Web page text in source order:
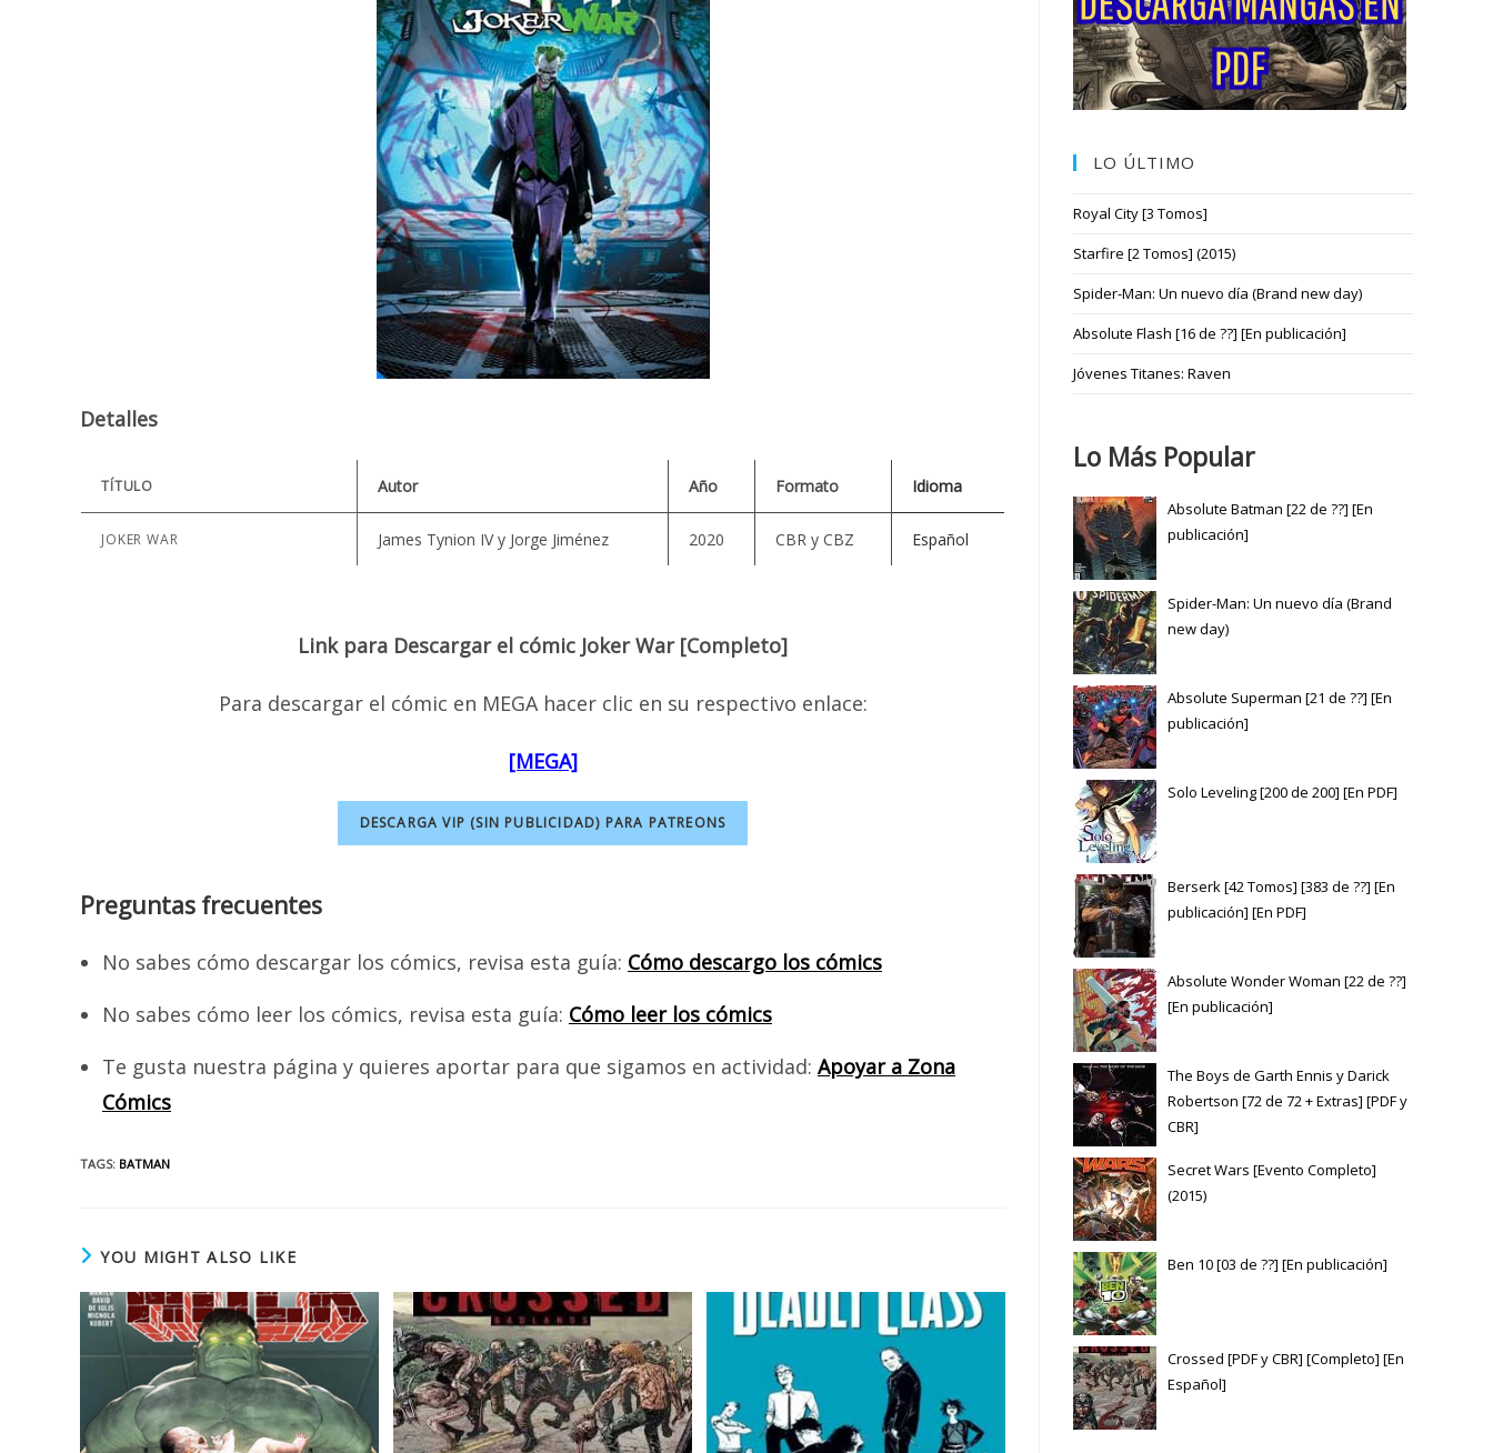
Detalles
TÍTULO Autor Año Formato Idioma
JOKER WAR James Tynion IV y Jorge Jiménez 2020 CBR y CBZ Español
Link para Descargar el cómic Joker War [Completo]
Para descargar el cómic en MEGA hacer clic en su respectivo enlace:
[MEGA]
DESCARGA VIP (SIN PUBLICIDAD) PARA PATREONS
Preguntas frecuentes
No sabes cómo descargar los cómics, revisa esta guía: Cómo descargo los cómics
No sabes cómo leer los cómics, revisa esta guía: Cómo leer los cómics
Te gusta nuestra página y quieres aportar para que sigamos en actividad: Apoyar a Zona
Cómics
TAGS: BATMAN
YOU MIGHT ALSO LIKE
LO ÚLTIMO
Royal City [3 Tomos]
Starfire [2 Tomos] (2015)
Spider-Man: Un nuevo día (Brand new day)
Absolute Flash [16 de ??] [En publicación]
Jóvenes Titanes: Raven
Lo Más Popular
Absolute Batman [22 de ??] [En
publicación]
Spider-Man: Un nuevo día (Brand
new day)
Absolute Superman [21 de ??] [En
publicación]
Solo Leveling [200 de 200] [En PDF]
Berserk [42 Tomos] [383 de ??] [En
publicación] [En PDF]
Absolute Wonder Woman [22 de ??]
[En publicación]
The Boys de Garth Ennis y Darick
Robertson [72 de 72 + Extras] [PDF y
CBR]
Secret Wars [Evento Completo]
(2015)
Ben 10 [03 de ??] [En publicación]
Crossed [PDF y CBR] [Completo] [En
Español]